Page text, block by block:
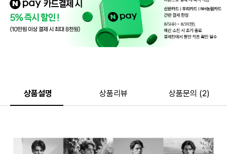
상품설명 상품리뷰 상품문의 (2)